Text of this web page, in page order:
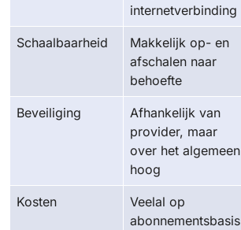
internetverbinding
Schaalbaarheid
Makkelijk op- en
afschalen naar
behoefte
Beveiliging
Afhankelijk van
provider, maar
over het algemeen
hoog
Kosten
Veelal op
abonnementsbasis